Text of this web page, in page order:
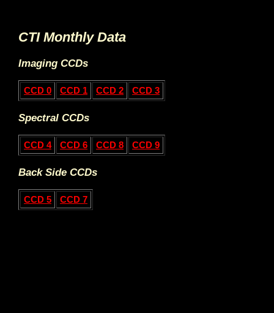
CTI Monthly Data
Imaging CCDs
CCD 0 CCD 1 CCD 2 CCD 3
Spectral CCDs
CCD 4 CCD 6 CCD 8 CCD 9
Back Side CCDs
CCD 5 CCD 7